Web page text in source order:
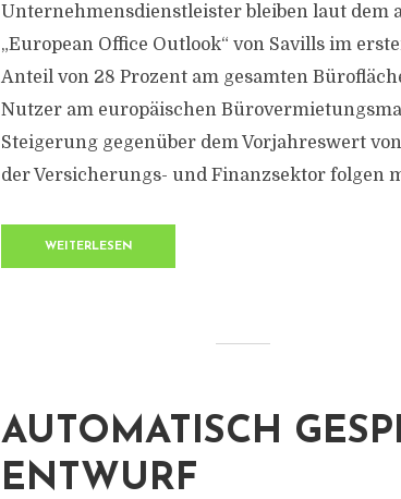
Unternehmensdienstleister bleiben laut dem
„European Office Outlook“ von Savills im
Anteil von 28 Prozent am gesamten
Nutzer am europäischen
Steigerung gegenüber dem Vorjahreswert
der Versicherungs- und Finanzsektor folgen
WEITERLESEN
AUTOMATISCH
ENTWURF